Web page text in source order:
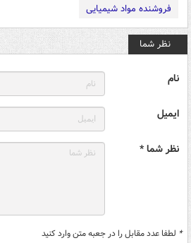
فروشنده مواد شیمیایی
نظر شما
نام
ایمیل
نظر شما *
* لطفا عدد مقابل را در جعبه متن وارد کنید